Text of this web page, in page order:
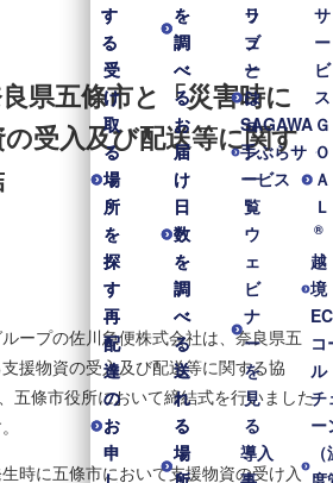
す
る
受
け
取
る
場
所
を
探
す
再
配
達
の
お
申
を
調
べ
る
お
届
け
日
数
を
調
べ
る
送
れ
る
場
ラ
ブ
と
は
SAGAWA
手ぶらサ
ービス
す
る
受
け
取
る
場
所
を
探
す
再
配
達
の
お
申
を
調
べ
る
お
届
け
日
数
を
調
べ
る
送
れ
る
場
リ
ュ
ー
シ
ョ
ン
一
覧
ウ
ェ
ビ
ナ
ー
を
見
る
導入
サ
ー
ビ
ス
Ｇ
Ｏ
Ａ
Ｌ
®
越
境
EC
コ
ル
チ
ー
良県五條市と「災害時に
受入及び配送等に関す
ープの佐川急便株式会社は、奈良県五
援物資の受入及び配送等に関する協
五條市役所において締結式を行いました
時に五條市において支援物資の受け入